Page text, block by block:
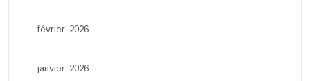
février 2026
janvier 2026